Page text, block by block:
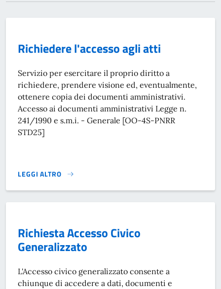
Richiedere l'accesso agli atti
Servizio per esercitare il proprio diritto a
richiedere, prendere visione ed, eventualmente,
ottenere copia dei documenti amministrativi.
Accesso ai documenti amministrativi Legge n.
241/1990 e s.m.i. - Generale [OO-4S-PNRR
STD25]
LEGGI ALTRO
RICHIEDERE L'ACCESSO AGLI ATTI}
Richiesta Accesso Civico
Generalizzato
L'Accesso civico generalizzato consente a
chiunque di accedere a dati, documenti e